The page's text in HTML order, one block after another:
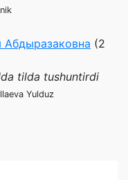
Абдыразаковна (2
tilda tushuntirdi
Yulduz